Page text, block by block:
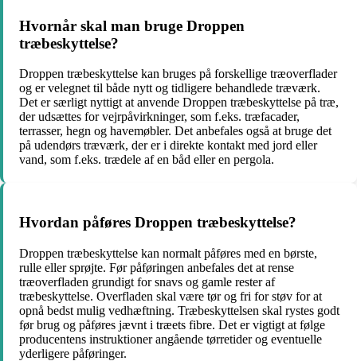
Hvornår skal man bruge Droppen
træbeskyttelse?
Droppen træbeskyttelse kan bruges på forskellige træoverflader
og er velegnet til både nytt og tidligere behandlede træværk.
Det er særligt nyttigt at anvende Droppen træbeskyttelse på træ,
der udsættes for vejrpåvirkninger, som f.eks. træfacader,
terrasser, hegn og havemøbler. Det anbefales også at bruge det
på udendørs træværk, der er i direkte kontakt med jord eller
vand, som f.eks. trædele af en båd eller en pergola.
Hvordan påføres Droppen træbeskyttelse?
Droppen træbeskyttelse kan normalt påføres med en børste,
rulle eller sprøjte. Før påføringen anbefales det at rense
træoverfladen grundigt for snavs og gamle rester af
træbeskyttelse. Overfladen skal være tør og fri for støv for at
opnå bedst mulig vedhæftning. Træbeskyttelsen skal rystes godt
før brug og påføres jævnt i træets fibre. Det er vigtigt at følge
producentens instruktioner angående tørretider og eventuelle
yderligere påføringer.